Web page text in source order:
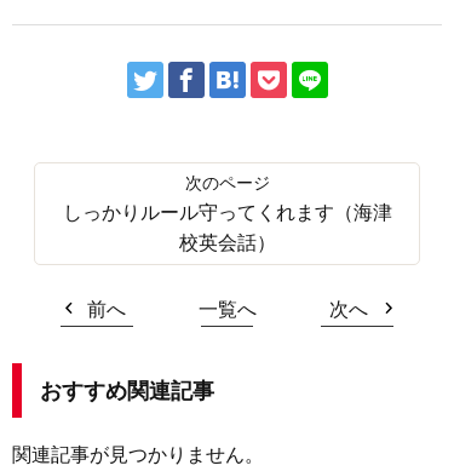
しっかりルール守ってくれます（海津
校英会話）
前へ 一覧へ 次へ
おすすめ関連記事
関連記事が見つかりません。